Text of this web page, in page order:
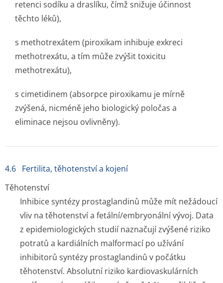
retenci sodíku a draslíku, čímž snižuje účinnost
těchto léků),
s methotrexátem (piroxikam inhibuje exkreci
methotrexátu, a tím může zvýšit toxicitu
methotrexátu),
s cimetidinem (absorpce piroxikamu je mírně
zvýšená, nicméně jeho biologický poločas a
eliminace nejsou ovlivněny).
4.6 Fertilita, těhotenství a kojení
Těhotenství
Inhibice syntézy prostaglandinů může mít nežádoucí
vliv na těhotenství a fetální/embryonální vývoj. Data
z epidemiologických studií naznačují zvýšené riziko
potratů a kardiálních malformací po užívání
inhibitorů syntézy prostaglandinů v počátku
těhotenství. Absolutní riziko kardiovaskulárních